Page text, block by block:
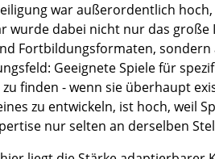
war außerordentlich
wurde dabei nicht nur das
Fortbildungsformaten,
Geeignete Spiele für
finden - wenn sie überhaupt
zu entwickeln, ist hoch, weil
nur selten an derselben